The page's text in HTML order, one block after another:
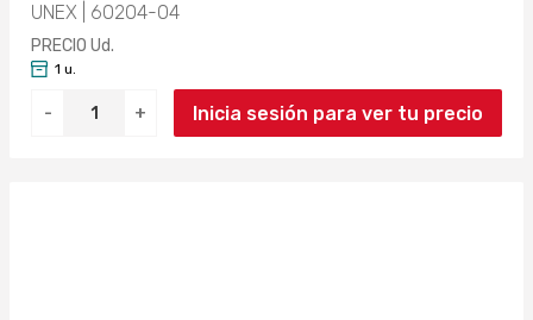
UNEX | 60204-04
PRECIO Ud.
- +
1 u.
Inicia sesión para ver tu precio